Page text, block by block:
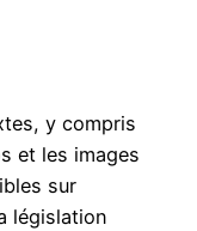
y compris
et les images
sur
législation